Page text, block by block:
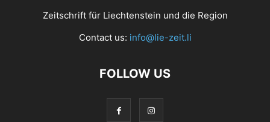
Zeitschrift für Liechtenstein und die Region
Contact us: info@lie-zeit.li
FOLLOW US